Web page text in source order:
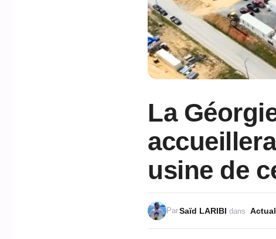
La
usine de
ParSaïd LARIBI dans